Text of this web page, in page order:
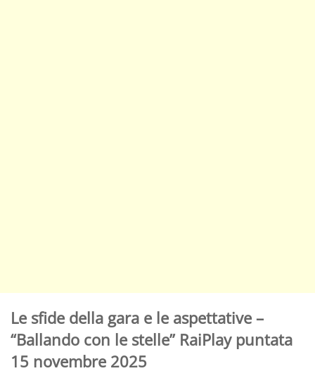
Le sfide della gara e le aspettative –
“Ballando con le stelle” RaiPlay puntata
15 novembre 2025